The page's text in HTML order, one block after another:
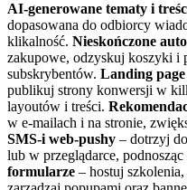
AI‑generowane tematy i
dopasowana do odbiorcy
klikalność. Nieskończone
zakupowe, odzyskuj koszyki i
subskrybentów. Landing
publikuj strony konwersji w
layoutów i treści.
w e‑mailach i na stronie,
SMS‑i web‑pushy – dotrzyj
lub w przeglądarce, podnosząc
formularze – hostuj